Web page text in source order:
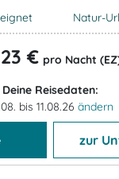
Natur-
23 € pro Nacht
Deine Reisedaten:
bis 11.08.26 ändern
zur